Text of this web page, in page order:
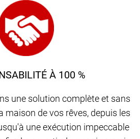
À 100 %
une solution complète et sans
maison de vos rêves, depuis les
une exécution impeccable